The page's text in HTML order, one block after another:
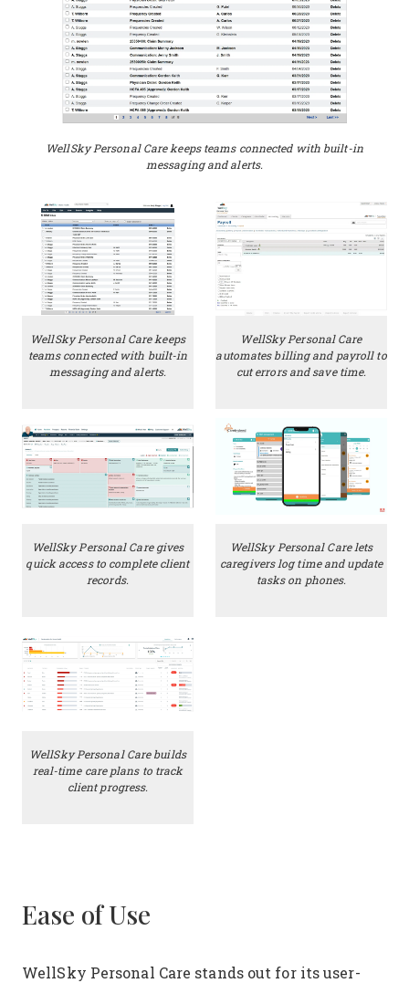
WellSky Personal Care keeps teams connected with built-in
messaging and alerts.
WellSky Personal Care keeps
teams connected with built-in
messaging and alerts.
WellSky Personal Care
automates billing and payroll to
cut errors and save time.
WellSky Personal Care gives
quick access to complete client
records.
WellSky Personal Care lets
caregivers log time and update
tasks on phones.
WellSky Personal Care builds
real-time care plans to track
client progress.
Ease of Use
WellSky Personal Care stands out for its user-